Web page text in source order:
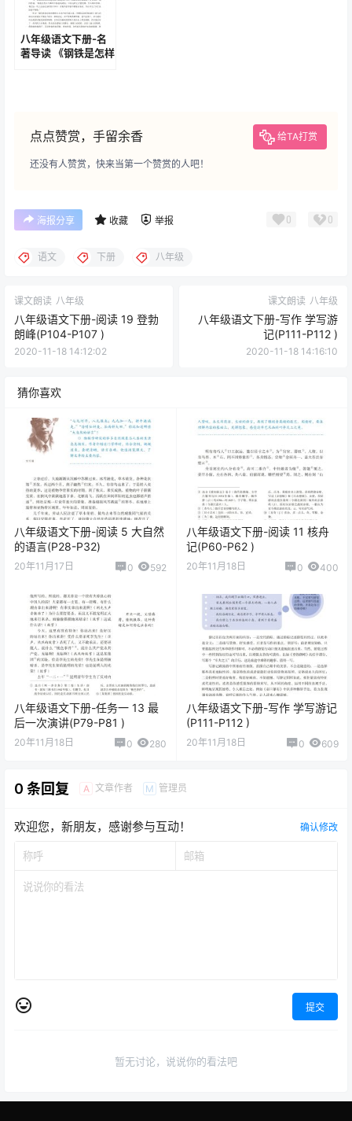
八年级语文下册-名
著导读 《钢铁是怎样
点点赞赏，手留余香 给TA打赏
还没有人赞赏，快来当第一个赞赏的人吧！
海报分享 收藏 举报 0 0
语文 下册 八年级
课文朗读 八年级
八年级语文下册-阅读 19 登勃
朗峰(P104-P107 )
2020-11-18 14:12:02
课文朗读 八年级
八年级语文下册-写作 学写游
记(P111-P112 )
2020-11-18 14:16:10
猜你喜欢
八年级语文下册-阅读 5 大自然
的语言(P28-P32)
20年11月17日 0 592
八年级语文下册-阅读 11 核舟
记(P60-P62 )
20年11月18日 0 400
八年级语文下册-任务一 13 最
后一次演讲(P79-P81 )
20年11月18日 0 280
八年级语文下册-写作 学写游记
(P111-P112 )
20年11月18日 0 609
0 条回复 A 文章作者 M 管理员
欢迎您，新朋友，感谢参与互动！ 确认修改
提交
暂无讨论，说说你的看法吧